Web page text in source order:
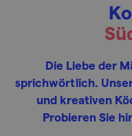
Die Liebe der
sprichwörtlich.
und kreativen
Probieren Sie